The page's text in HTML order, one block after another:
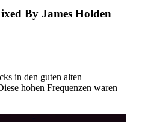
By James Holden
in den guten alten
hohen Frequenzen waren